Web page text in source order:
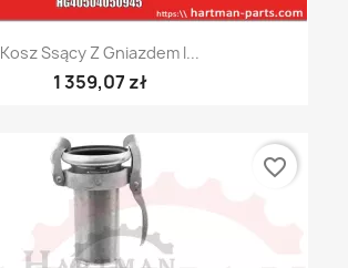
Kosz Ssący Z Gniazdem I...
1 359,07 zł
favorite_border